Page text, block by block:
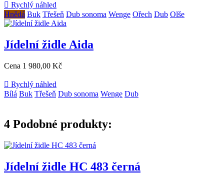
 Rychlý náhled
Hnědá Buk Třešeň Dub sonoma Wenge Ořech Dub Olše
Jídelní židle Aida
Cena 1 980,00 Kč
 Rychlý náhled
Bílá Buk Třešeň Dub sonoma Wenge Dub
4 Podobné produkty:
Jídelní židle HC 483 černá